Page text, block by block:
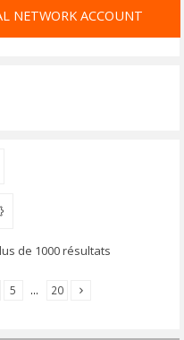
NETWORK ACCOUNT
de 1000 résultats
5 … 20